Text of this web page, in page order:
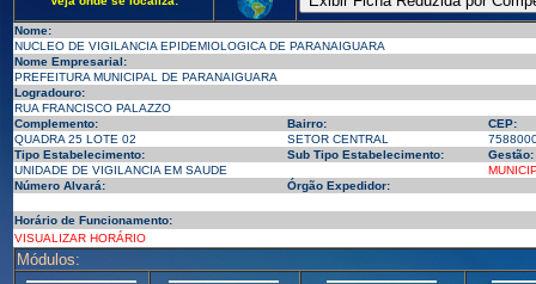
Nome:
NUCLEO DE VIGILANCIA EPIDEMIOLOGICA DE PARANAIGUARA
Nome Empresarial:
PREFEITURA MUNICIPAL DE PARANAIGUARA
Logradouro:
RUA FRANCISCO PALAZZO
Complemento:
Bairro:
CEP:
QUADRA 25 LOTE 02
SETOR CENTRAL
Tipo Estabelecimento:
Sub Tipo Estabelecimento:
Gestão:
UNIDADE DE VIGILANCIA EM SAUDE
Número Alvará:
Órgão Expedidor:
Horário de Funcionamento:
VISUALIZAR HORÁRIO
Módulos: